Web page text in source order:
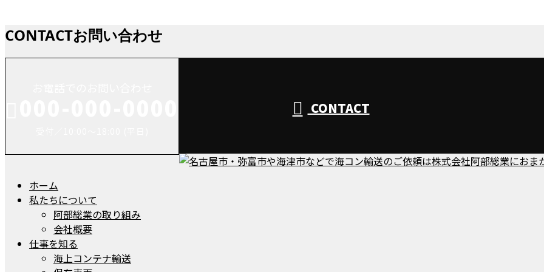
CONTACTお問い合わせ
CONTACT
ホーム
私たちについて
阿部総業の取り組み
会社概要
仕事を知る
海上コンテナ輸送